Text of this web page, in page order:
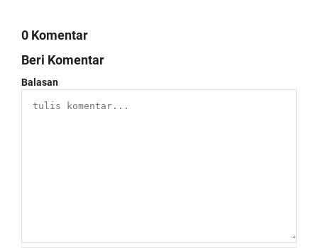
0 Komentar
Beri Komentar
Balasan